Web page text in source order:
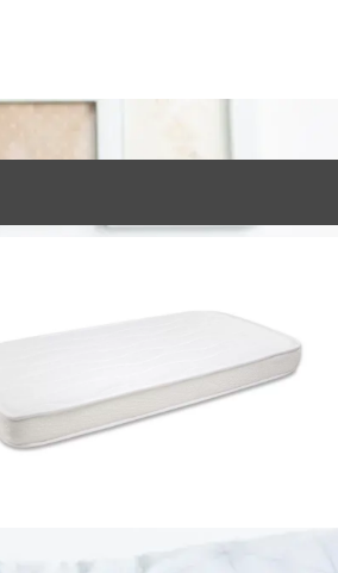
Air Active antiahogo aloe vera 3D
51,45€